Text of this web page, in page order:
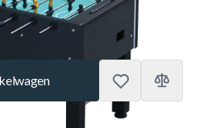
Op voorraad